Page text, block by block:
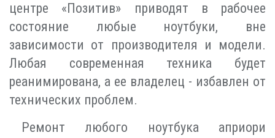
центре «Позитив» приводят в рабочее
состояние любые ноутбуки, вне
зависимости от производителя и модели.
Любая современная техника будет
реанимирована, а ее владелец - избавлен от
технических проблем.
Ремонт любого ноутбука априори